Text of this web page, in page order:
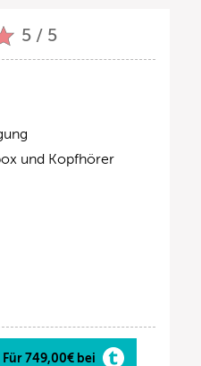
5 / 5
und Kopfhörer
749,00€ bei